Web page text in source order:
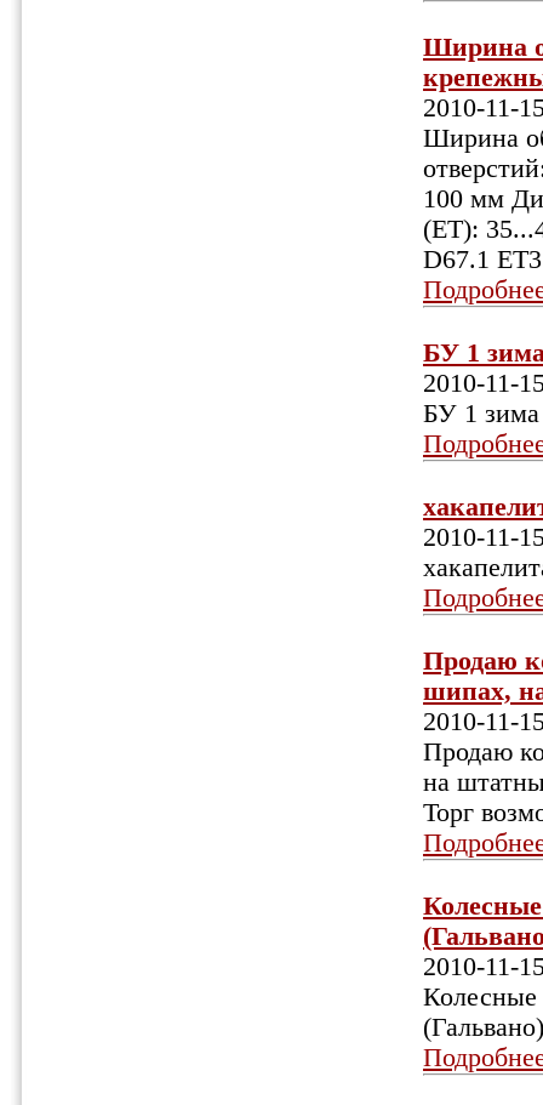
Ширина
2010-11-
Ширина
100 мм
(ET):
D67.1
БУ 1
2010-11-
БУ 1 зима
2010-11-
Продаю
шипах,
2010-11-
Продаю
на
Торг
2010-11-
Колесные
(Гальвано)